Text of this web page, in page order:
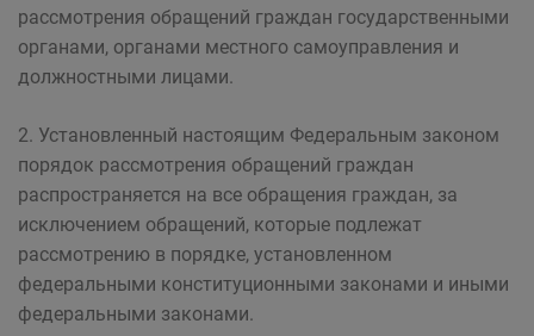
рассмотрения обращений граждан государственными
органами, органами местного самоуправления и
должностными лицами.
2. Установленный настоящим Федеральным законом
порядок рассмотрения обращений граждан
распространяется на все обращения граждан, за
исключением обращений, которые подлежат
рассмотрению в порядке, установленном
федеральными конституционными законами и иными
федеральными законами.